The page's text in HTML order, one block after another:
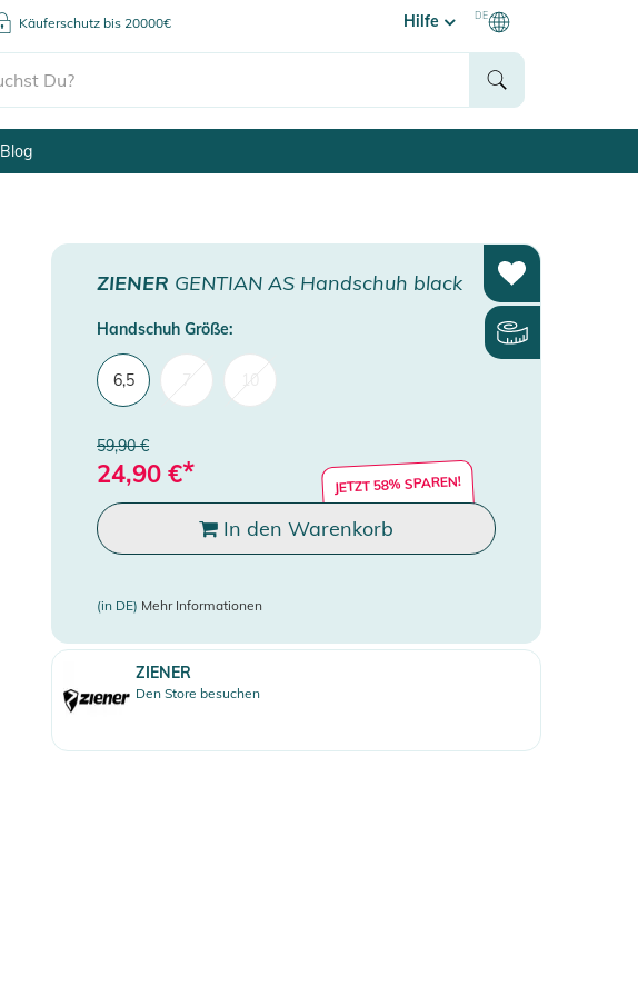
Käuferschutz bis 20000€ Hilfe DE
Blog
ZIENER GENTIAN AS Handschuh black
Handschuh Größe:
6,5
59,90 €
24,90 €* JETZT 58% SPAREN!
In den Warenkorb
(in DE) Mehr Informationen
ZIENER
Den Store besuchen